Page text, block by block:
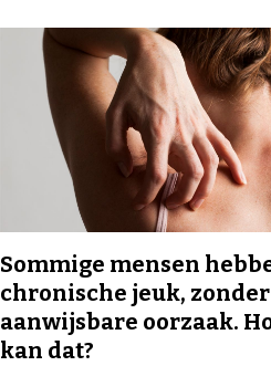
Sommige mensen
chronische jeuk, zonder
aanwijsbare oorzaak.
kan dat?